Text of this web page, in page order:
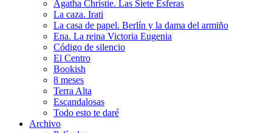
Agatha Christie. Las Siete Esferas
La caza. Irati
La casa de papel. Berlín y la dama del armiño
Ena. La reina Victoria Eugenia
Código de silencio
El Centro
Bookish
8 meses
Terra Alta
Escandalosas
Todo esto te daré
Archivo